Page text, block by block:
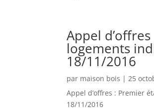
Appel
logements
18/11/2016
par maison bois |25
Appel d’offres : Premier
18/11/2016